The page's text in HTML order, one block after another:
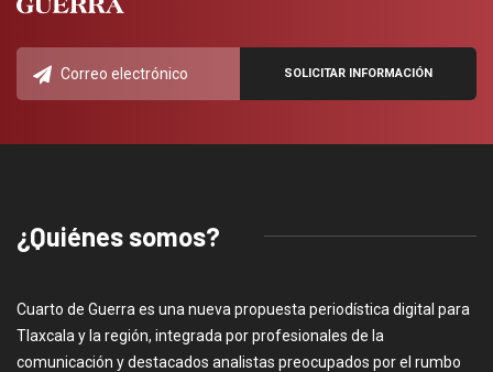
¿Quiénes somos?
Cuarto de Guerra es una nueva propuesta periodística digital para
Tlaxcala y la región, integrada por profesionales de la
comunicación y destacados analistas preocupados por el rumbo